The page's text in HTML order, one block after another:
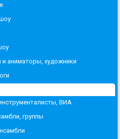
аниматоры, художники
ВИА
группы